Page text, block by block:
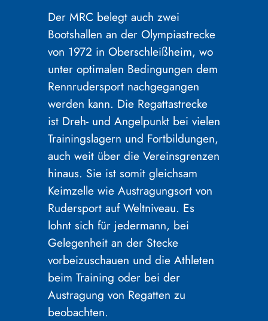
Der MRC belegt auch zwei
Bootshallen an der Olympiastrecke
von 1972 in Oberschleißheim, wo
unter optimalen Bedingungen dem
Rennrudersport nachgegangen
werden kann. Die Regattastrecke
ist Dreh- und Angelpunkt bei vielen
Trainingslagern und Fortbildungen,
auch weit über die Vereinsgrenzen
hinaus. Sie ist somit gleichsam
Keimzelle wie Austragungsort von
Rudersport auf Weltniveau. Es
lohnt sich für jedermann, bei
Gelegenheit an der Stecke
vorbeizuschauen und die Athleten
beim Training oder bei der
Austragung von Regatten zu
beobachten.